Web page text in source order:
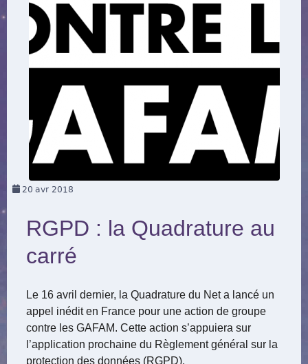
20 avr 2018
RGPD : la Quadrature au
carré
Le 16 avril dernier, la Quadrature du Net a lancé un
appel inédit en France pour une action de groupe
contre les GAFAM. Cette action s’appuiera sur
l’application prochaine du Règlement général sur la
protection des données (RGPD).